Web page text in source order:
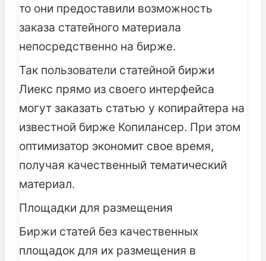
то они предоставили возможность
заказа статейного материала
непосредственно на бирже.
Так пользователи статейной биржи
Лиекс прямо из своего интерфейса
могут заказать статью у копирайтера на
известной бирже Копилансер. При этом
оптимизатор экономит свое время,
получая качественный тематический
материал.
Площадки для размещения
Биржи статей без качественных
площадок для их размещения в